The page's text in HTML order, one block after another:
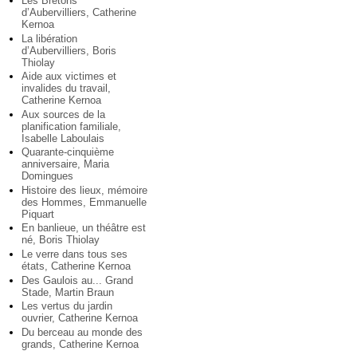
d’Aubervilliers, Catherine
Kernoa
La libération
d’Aubervilliers, Boris
Thiolay
Aide aux victimes et
invalides du travail,
Catherine Kernoa
Aux sources de la
planification familiale,
Isabelle Laboulais
Quarante-cinquième
anniversaire, Maria
Domingues
Histoire des lieux, mémoire
des Hommes, Emmanuelle
Piquart
En banlieue, un théâtre est
né, Boris Thiolay
Le verre dans tous ses
états, Catherine Kernoa
Des Gaulois au... Grand
Stade, Martin Braun
Les vertus du jardin
ouvrier, Catherine Kernoa
Du berceau au monde des
grands, Catherine Kernoa